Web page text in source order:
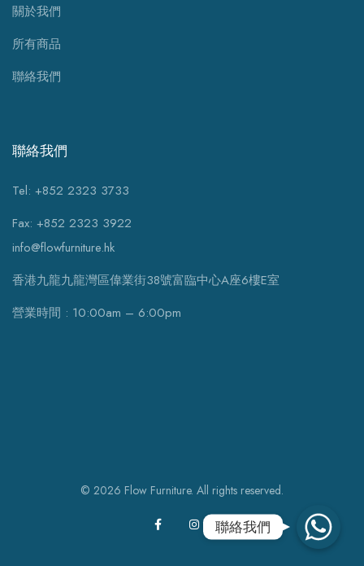
關於我們
所有商品
聯絡我們
聯絡我們
Tel: +852 2323 3733
Fax: +852 2323 3922
info@flowfurniture.hk
香港九龍九龍灣區偉業街38號富臨中心A座6樓E室
營業時間 : 10:00am – 6:00pm
© 2026 Flow Furniture. All rights reserved.
聯絡我們